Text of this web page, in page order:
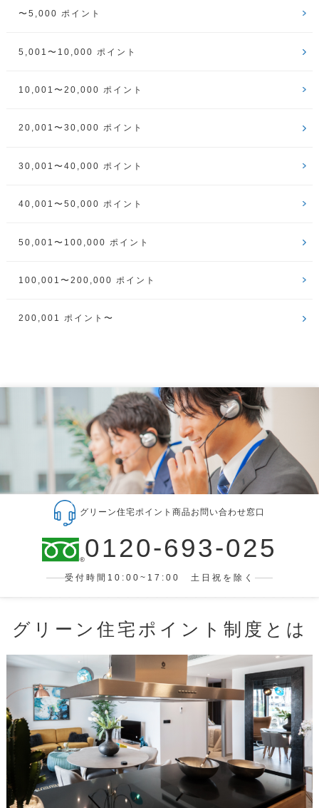
〜5,000 ポイント
5,001〜10,000 ポイント
10,001〜20,000 ポイント
20,001〜30,000 ポイント
30,001〜40,000 ポイント
40,001〜50,000 ポイント
50,001〜100,000 ポイント
100,001〜200,000 ポイント
200,001 ポイント〜
グリーン住宅ポイント商品お問い合わせ窓口
0120-693-025
受付時間10:00~17:00 土日祝を除く
グリーン住宅ポイント制度とは